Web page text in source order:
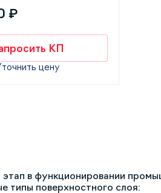
₽
КП
цену
в функционировании
типы поверхностного слоя: